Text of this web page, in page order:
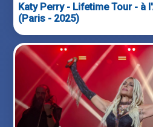
Katy Perry - Lifetime Tour - à
(Paris - 2025)